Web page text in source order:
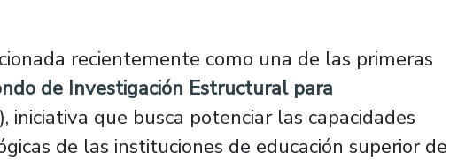
recientemente como una de las primeras
de Investigación Estructural para
iniciativa que busca potenciar las capacidades
de las instituciones de educación superior de